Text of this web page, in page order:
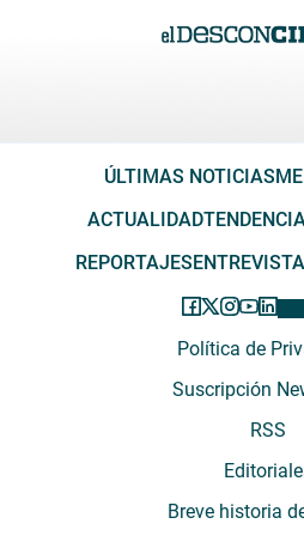
ÚLTIMAS NOTICIAS
ACTUALIDAD
REPORTAJES
Política de
Suscripción
RSS
Breve historia